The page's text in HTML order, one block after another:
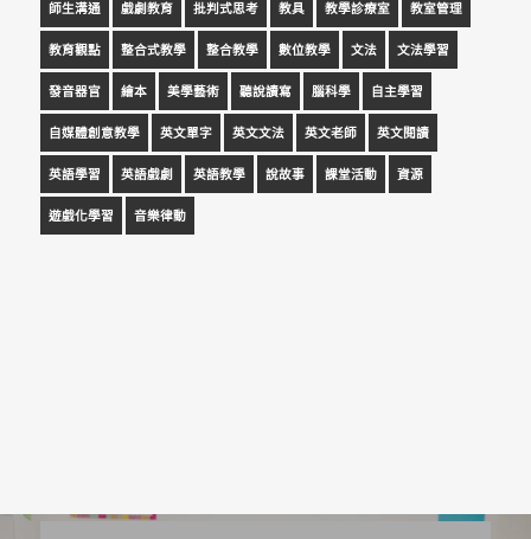
師生溝通 戲劇教育 批判式思考 教具 教學診療室 教室管理
教育觀點 整合式教學 整合教學 數位教學 文法 文法學習
發音器官 繪本 美學藝術 聽說讀寫 腦科學 自主學習
自媒體創意教學 英文單字 英文文法 英文老師 英文閱讀
英語學習 英語戲劇 英語教學 說故事 課堂活動 資源
遊戲化學習 音樂律動